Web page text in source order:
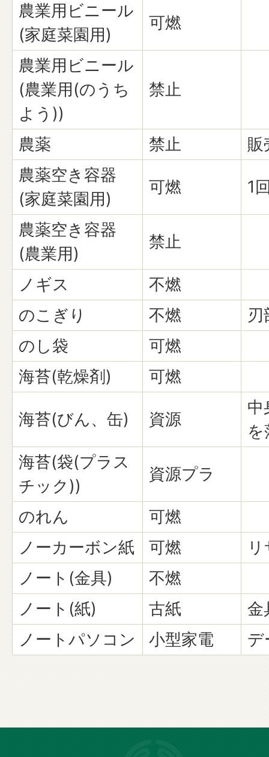
農業用ビニール
(家庭菜園用)
可燃
農業用ビニール
(農業用(のうち
よう))
禁止
農薬 禁止
販
農薬空き容器
(家庭菜園用)
可燃 1
農薬空き容器
(農業用)
禁止
ノギス
不燃
のこぎり
不燃
のし袋
可燃
海苔(乾燥剤)
可燃
海苔(びん、缶) 資源
中
海苔(袋(プラス
チック))
資源プラ
のれん
可燃
ノーカーボン紙
可燃
ノート(金具)
不燃
ノート(紙)
古紙
金
ノートパソコン
小型家電 デ